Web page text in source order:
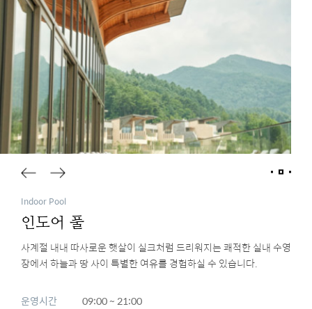
Indoor Pool
인도어 풀
사계절 내내 따사로운 햇살이 실크처럼 드리워지는 쾌적한 실내 수영
장에서 하늘과 땅 사이 특별한 여유를 경험하실 수 있습니다.
운영시간
09:00 ~ 21:00